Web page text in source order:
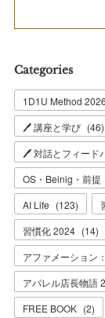
Categories
1D1U Method 2026
🖊 講座と学び (46)
🖊 対話とフィード
OS・Beinig・前提
AI Life (123)
習慣化 2024 (14)
アファメーション
アパレル店長物語
FREE BOOK (2)